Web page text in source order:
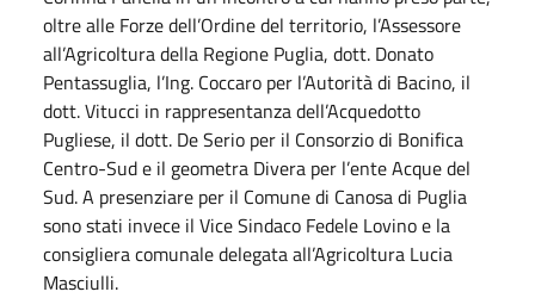
oltre alle Forze dell’Ordine del territorio, l’Assessore
all’Agricoltura della Regione Puglia, dott. Donato
Pentassuglia, l’Ing. Coccaro per l’Autorità di Bacino, il
dott. Vitucci in rappresentanza dell’Acquedotto
Pugliese, il dott. De Serio per il Consorzio di Bonifica
Centro-Sud e il geometra Divera per l’ente Acque del
Sud. A presenziare per il Comune di Canosa di Puglia
sono stati invece il Vice Sindaco Fedele Lovino e la
consigliera comunale delegata all’Agricoltura Lucia
Masciulli.